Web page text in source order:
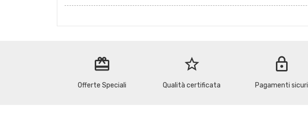
redeem
Offerte Speciali
star_border
Qualità certificata
lock
Pagamenti sicuri